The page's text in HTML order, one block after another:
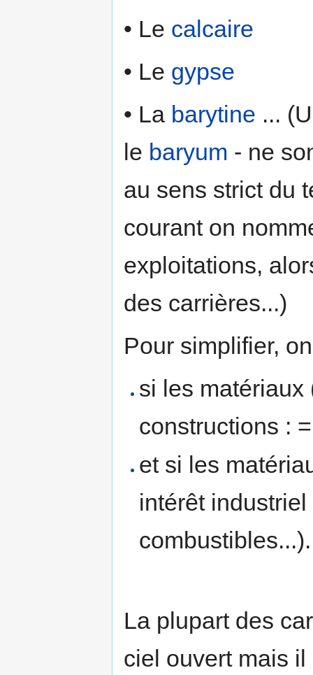
• Le calcaire
• Le gypse
• La barytine ...
le baryum - ne
au sens strict du
courant on
exploitations,
des carrières...)
Pour simplifier,
si les matériaux
constructions :
et si les
intérêt
combustibles...).
La plupart des
ciel ouvert mais